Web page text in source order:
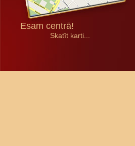
Esam centrā!
Skatīt karti...